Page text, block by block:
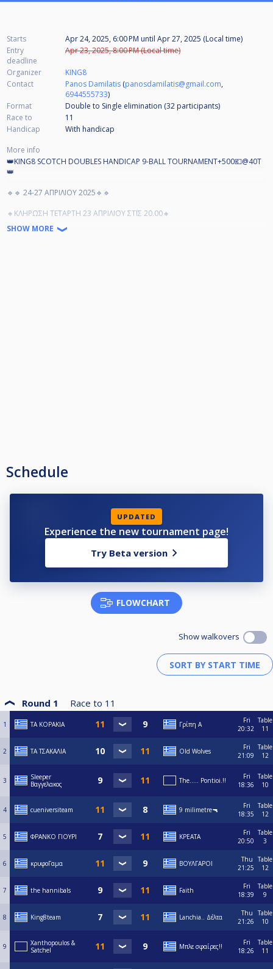
Starts Apr 24, 2025, 6:00 PM until Apr 27, 2025 (Local time)
Entry
deadline
Apr 23, 2025, 8:00 PM (Local time)
Organizer
KING8
Contact
Panos Damilatis (panosdamilatis@gmail.com,
6944555733)
Format
Double to Single elimination (32 participants)
Race to
11
Handicap
With handicap
More info
👑KING8 SCOTCH DOUBLES HANDICAP 9-BALL TOURNAMENT+500💶@40T
👑
🔹🔹 24-27 ΑΠΡΙΛΙΟΥ 2025🔹🔹
🔸ΚΛΗΡΩΣΗ ΤΕΤΑΡΤΗ 23 ΑΠΡΙΛΙΟΥ ΣΤΙΣ 20.00🔸
ΕΠΑΘΛΑ: ΣΥΜΜΕΤΟΧΕΣ + 500💶 BONUS KING8 στις 40 ομάδες.
2 ΣΤΑ 11 ΚΑΙ ΤΙΣ ΜΠΑΛΕΣ Γ+, Γ,Δ+,Δ,Ε+,Ε
2 ΣΤΑ 11 ΚΑΙ ΤΙΣ ΜΠΑΛΕΣ ΣΕ Γ,Δ+,Δ,Ε+,Ε
1 ΣΤΑ 11 ΚΑΙ ΤΗΝ 8 ΣΤΟΝ ΕΝΑΝ ΣΤΗΝ Γ+
1 ΣΤΑ 11 ΚΑΙ ΤΙΣ ΜΠΛΑΕΣ Γ,Δ+,Δ,Ε+,Ε
SHOW MORE
Schedule
UPDATED
Experience the new tournament page!
Try Beta version
FLOWCHART
Show walkovers
Round 1 Race to 11
1 ΤΑ ΚΟΡΑΚΙΑ Γρίπη Α
Fri
20:32
Table
11
2 ΤΑ ΤΣΑΚΑΛΙΑ Old Wolves
Fri
21:09
Table
12
3
Sleeper
Βαγγελακος
The..... Pontioi.!!
Fri
18:36
Table
10
4 cueniversiteam 9 milimetre🔫
Fri
18:35
Table
12
5 ΦΡΑΝΚΟ ΓΙΟΥΡΙ ΚΡΕΑΤΑ
Fri
20:50
Table
3
6 κρυφοΓαμα ΒΟΥΛΓΑΡΟΙ
Thu
21:25
Table
12
7 the hannibals Faith
Fri
18:39
Table
9
8 King8team Lanchia.. Δέλτα
Thu
21:26
Table
10
9
Xanthopoulos &
Satchel
Μπλε σφαίρες!!
Fri
18:26
Table
11